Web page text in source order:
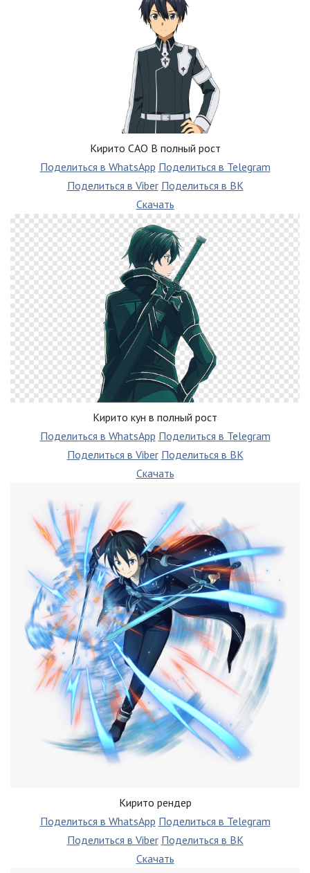
Кирито САО В полный рост
Поделиться в WhatsApp Поделиться в Telegram
Поделиться в Viber Поделиться в ВК
Скачать
Кирито кун в полный рост
Поделиться в WhatsApp Поделиться в Telegram
Поделиться в Viber Поделиться в ВК
Скачать
Кирито рендер
Поделиться в WhatsApp Поделиться в Telegram
Поделиться в Viber Поделиться в ВК
Скачать